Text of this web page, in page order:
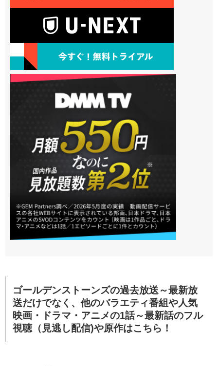
ゴールデンストーンズの過去放送～最新放
送だけでなく、他のバラエティ番組や人気
映画・ドラマ・アニメの1話～最新話のフル
視聴（見逃し配信)や原作はこちら！